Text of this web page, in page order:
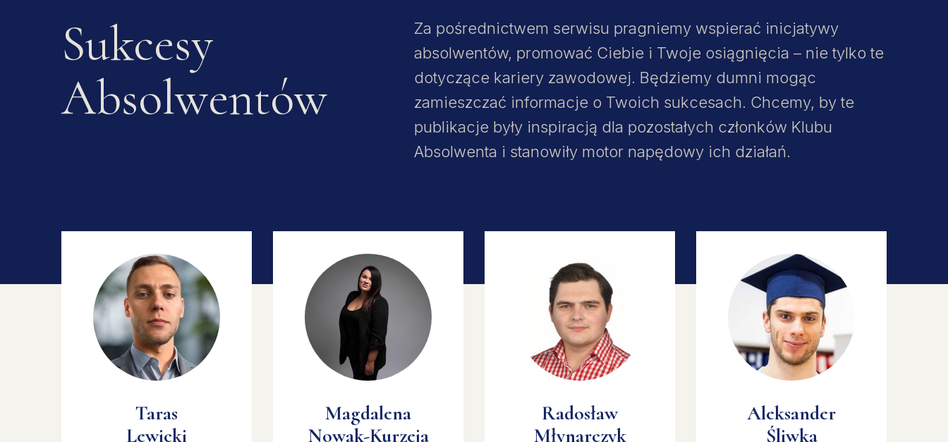
Sukcesy
Absolwentów
Za pośrednictwem serwisu pragniemy wspierać inicjatywy
absolwentów, promować Ciebie i Twoje osiągnięcia – nie tylko te
dotyczące kariery zawodowej. Będziemy dumni mogąc
zamieszczać informacje o Twoich sukcesach. Chcemy, by te
publikacje były inspiracją dla pozostałych członków Klubu
Absolwenta i stanowiły motor napędowy ich działań.
Taras
Lewicki
Magdalena
Nowak-Kurzeja
Radosław
Młynarczyk
Aleksander
Śliwka